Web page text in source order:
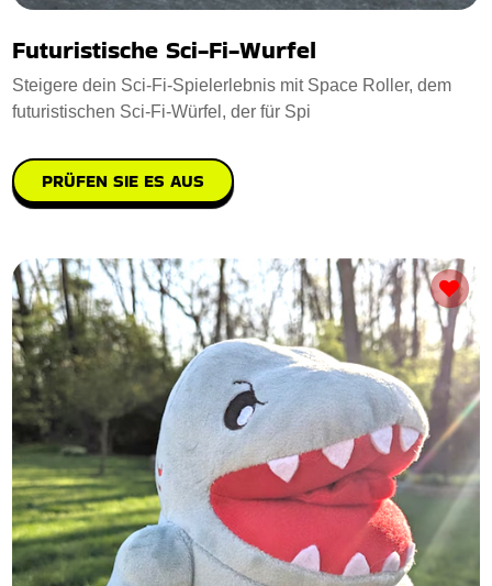
Futuristische Sci-Fi-Wurfel
Steigere dein Sci-Fi-Spielerlebnis mit Space Roller, dem
futuristischen Sci-Fi-Würfel, der für Spi
PRÜFEN SIE ES AUS